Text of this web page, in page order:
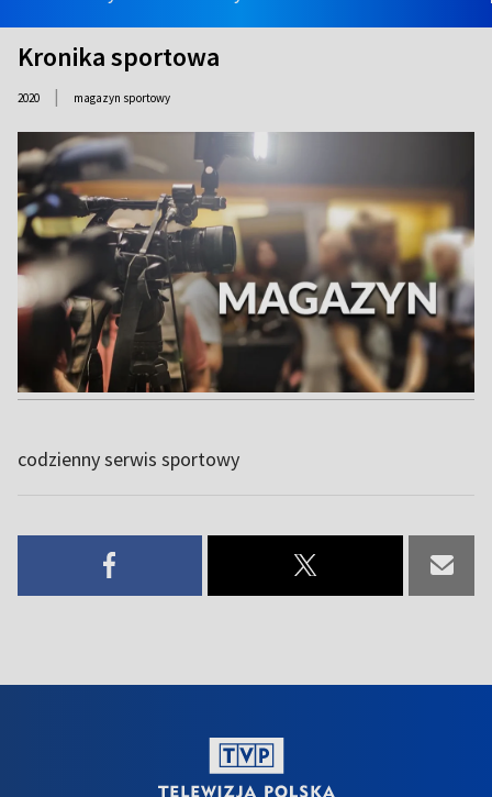
Kronika sportowa
2020 | magazyn sportowy
codzienny serwis sportowy